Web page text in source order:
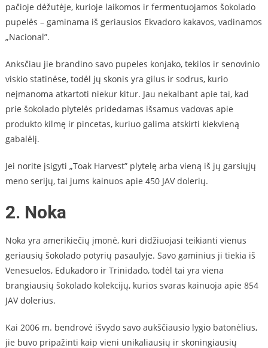
pačioje dėžutėje, kurioje laikomos ir fermentuojamos šokolado
pupelės – gaminama iš geriausios Ekvadoro kakavos, vadinamos
„Nacional”.
Anksčiau jie brandino savo pupeles konjako, tekilos ir senovinio
viskio statinėse, todėl jų skonis yra gilus ir sodrus, kurio
neįmanoma atkartoti niekur kitur. Jau nekalbant apie tai, kad
prie šokolado plytelės pridedamas išsamus vadovas apie
produkto kilmę ir pincetas, kuriuo galima atskirti kiekvieną
gabalėlį.
Jei norite įsigyti „Toak Harvest” plytelę arba vieną iš jų garsiųjų
meno serijų, tai jums kainuos apie 450 JAV dolerių.
2. Noka
Noka yra amerikiečių įmonė, kuri didžiuojasi teikianti vienus
geriausių šokolado potyrių pasaulyje. Savo gaminius ji tiekia iš
Venesuelos, Edukadoro ir Trinidado, todėl tai yra viena
brangiausių šokolado kolekcijų, kurios svaras kainuoja apie 854
JAV dolerius.
Kai 2006 m. bendrovė išvydo savo aukščiausio lygio batonėlius,
jie buvo pripažinti kaip vieni unikaliausių ir skoningiausių